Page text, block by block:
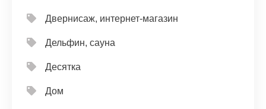
Двернисаж, интернет-магазин
Дельфин, сауна
Десятка
Дом